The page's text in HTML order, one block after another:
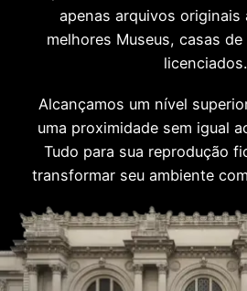
apenas arquivos originais
melhores Museus, casas
licenciados.
Alcançamos um nível
uma proximidade sem igual
Tudo para sua reprodução
transformar seu ambiente